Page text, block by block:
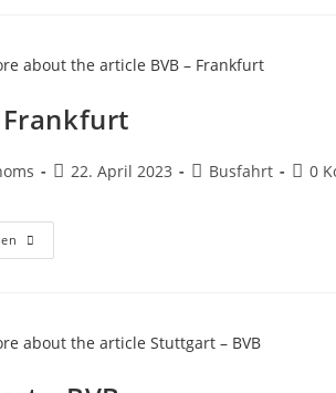
Frankfurt
22. April 2023 Busfahrt 0